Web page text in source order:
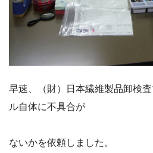
早速、（財）日本繊維製品卸検
ル自体に不具合が
ないかを依頼しました。